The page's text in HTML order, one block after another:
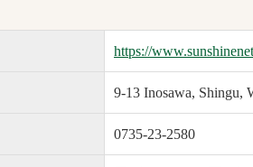
https://
9-13 Inosawa, Shingu,
0735-23-2580